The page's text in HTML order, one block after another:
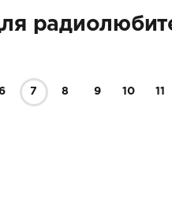
7 8 9 10 11